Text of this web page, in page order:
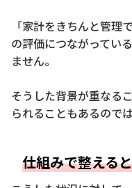
「家計をきちんと管理
の評価につながってい
ません。
そうした背景が重なる
られることもあるので
仕組みで整える